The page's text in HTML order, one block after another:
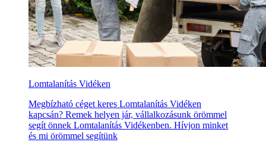
Lomtalanítás Vidéken
Megbízható céget keres Lomtalanítás Vidéken
kapcsán? Remek helyen jár, vállalkozásunk örömmel
segít önnek Lomtalanítás Vidékenben. Hívjon minket
és mi örömmel segítünk